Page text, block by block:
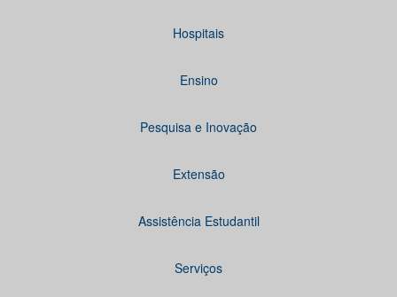
Hospitais
Ensino
Pesquisa e Inovação
Extensão
Assistência Estudantil
Serviços